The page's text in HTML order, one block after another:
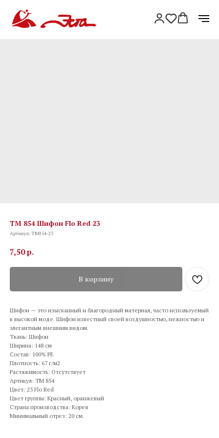
TM 854 Шифон Flo Red 23
Артикул:TM854-23
7,50р.
В корзину
Шифон — это изысканный и благородный материал, часто используемый
в высокой моде. Шифон известный своей воздушностью, нежностью и
элегантным внешним видом.
Ткань: Шифон
Ширина: 148 см
Состав: 100% PE
Плотность: 67 г/м2
Растяжимость: Отсутствует
Артикул: TM 854
Цвет: 23 Flo Red
Цвет группы: Красный, оранжевый
Страна производства: Корея
Минимальный отрез: 20 см.